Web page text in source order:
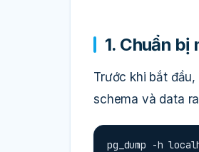
1. Chuẩn
Trước khi bắt
schema và data
pg_dump -h